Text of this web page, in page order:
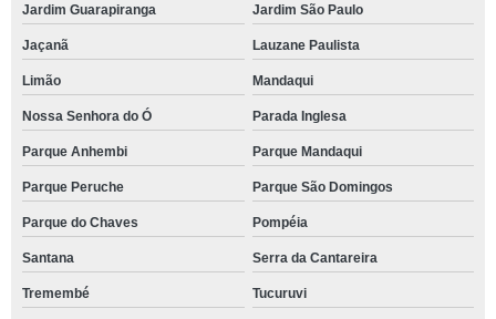
Jardim Guarapiranga Jardim São Paulo
Jaçanã Lauzane Paulista
Limão Mandaqui
Nossa Senhora do Ó Parada Inglesa
Parque Anhembi Parque Mandaqui
Parque Peruche Parque São Domingos
Parque do Chaves Pompéia
Santana Serra da Cantareira
Tremembé Tucuruvi